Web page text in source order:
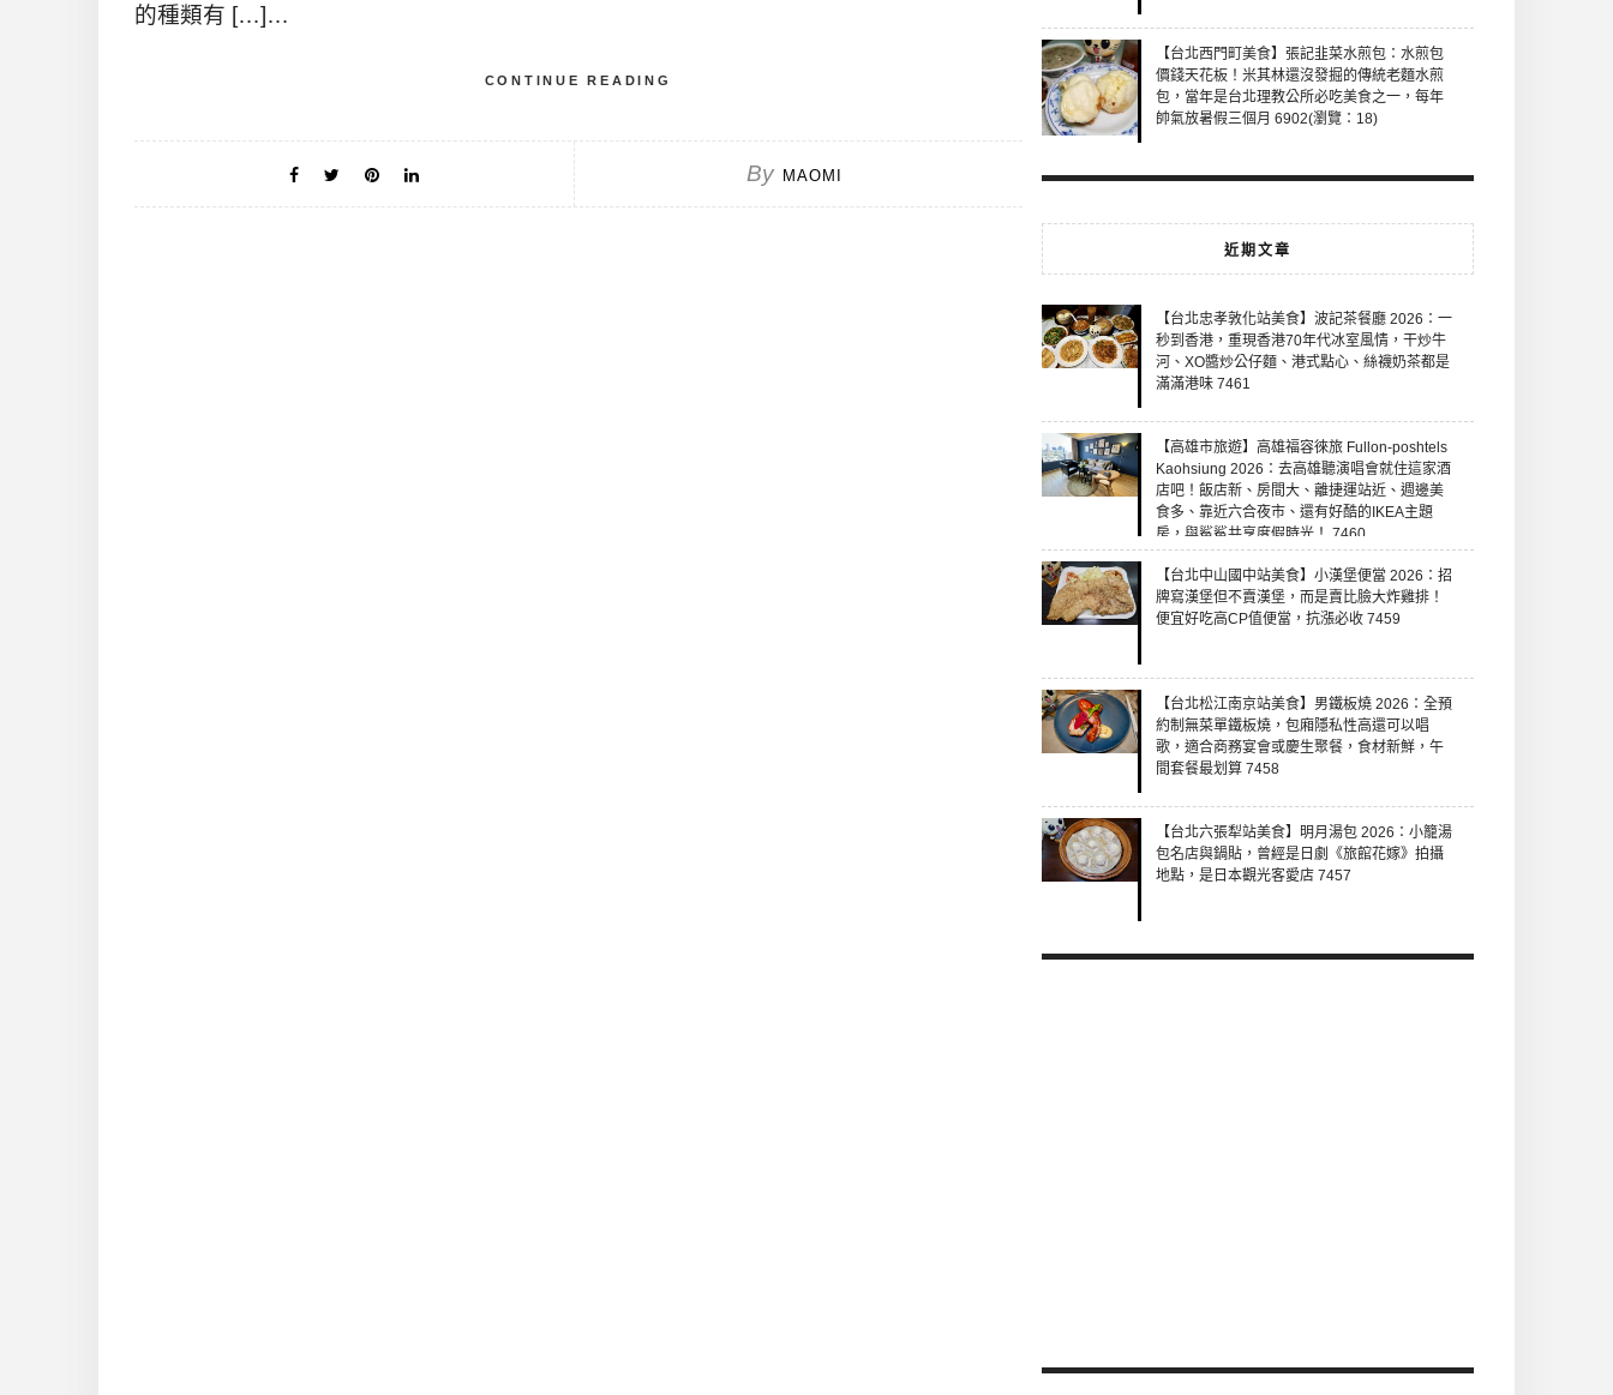
的種類有 […]…
CONTINUE READING
By MAOMI
【台北西門町美食】張記韭菜水煎包：水煎包
價錢天花板！米其林還沒發掘的傳統老麵水煎
包，當年是台北理教公所必吃美食之一，每年
帥氣放暑假三個月 6902(瀏覽：18)
近期文章
【台北忠孝敦化站美食】波記茶餐廳 2026：一
秒到香港，重現香港70年代冰室風情，干炒牛
河、XO醬炒公仔麵、港式點心、絲襪奶茶都是
滿滿港味 7461
【高雄市旅遊】高雄福容徠旅 Fullon-poshtels
Kaohsiung 2026：去高雄聽演唱會就住這家酒
店吧！飯店新、房間大、離捷運站近、週邊美
食多、靠近六合夜市、還有好酷的IKEA主題
房，與鯊鯊共享度假時光！ 7460
【台北中山國中站美食】小漢堡便當 2026：招
牌寫漢堡但不賣漢堡，而是賣比臉大炸雞排！
便宜好吃高CP值便當，抗漲必收 7459
【台北松江南京站美食】男鐵板燒 2026：全預
約制無菜單鐵板燒，包廂隱私性高還可以唱
歌，適合商務宴會或慶生聚餐，食材新鮮，午
間套餐最划算 7458
【台北六張犁站美食】明月湯包 2026：小籠湯
包名店與鍋貼，曾經是日劇《旅館花嫁》拍攝
地點，是日本觀光客愛店 7457